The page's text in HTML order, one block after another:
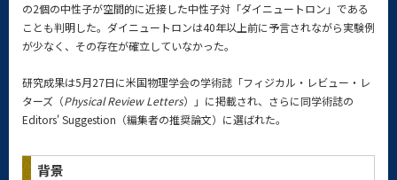
の2個の中性子が空間的に近接した中性子対「ダイニュートロン」である
ことも判明した。ダイニュートロンは40年以上前に予言されながら実験例
が少なく、その存在が確立していなかった。
研究成果は5月27日に米国物理学会の学術誌「フィジカル・レビュー・レ
ターズ（Physical Review Letters）」に掲載され、さらに同学術誌の
Editors' Suggestion（編集者の推奨論文）に選ばれた。
背景